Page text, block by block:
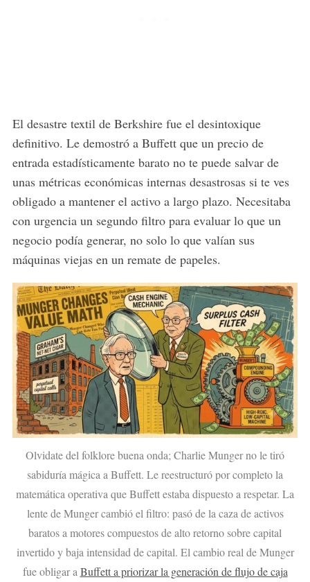
El desastre textil de Berkshire fue el desintoxique
definitivo. Le demostró a Buffett que un precio de
entrada estadísticamente barato no te puede salvar de
unas métricas económicas internas desastrosas si te ves
obligado a mantener el activo a largo plazo. Necesitaba
con urgencia un segundo filtro para evaluar lo que un
negocio podía generar, no solo lo que valían sus
máquinas viejas en un remate de papeles.
Olvidate del folklore buena onda; Charlie Munger no le tiró
sabiduría mágica a Buffett. Le reestructuró por completo la
matemática operativa que Buffett estaba dispuesto a respetar. La
lente de Munger cambió el filtro: pasó de la caza de activos
baratos a motores compuestos de alto retorno sobre capital
invertido y baja intensidad de capital. El cambio real de Munger
fue obligar a Buffett a priorizar la generación de flujo de caja